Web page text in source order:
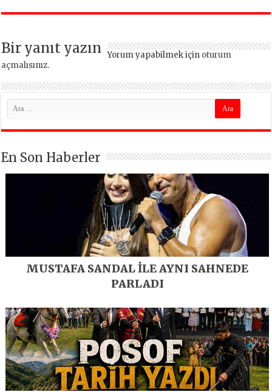
Bir yanıt yazın Yorum yapabilmek için oturum
açmalısınız.
En Son Haberler
MUSTAFA SANDAL İLE AYNI SAHNEDE
PARLADI